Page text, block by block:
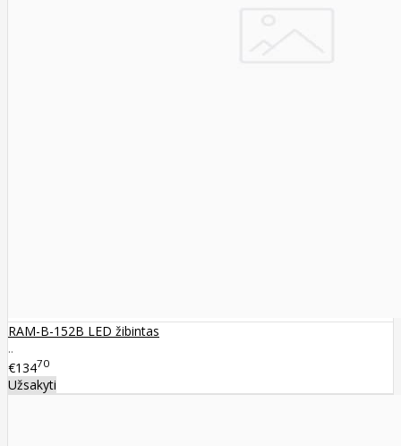
RAM-B-152B LED žibintas
..
€13470
Užsakyti